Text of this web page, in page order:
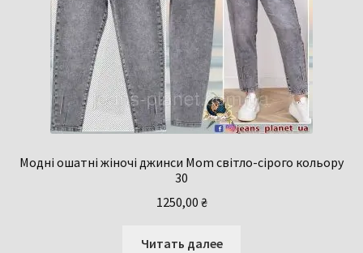
Модні ошатні жіночі джинси Mom світло-сірого кольору
30
1250,00 ₴
Читать далее